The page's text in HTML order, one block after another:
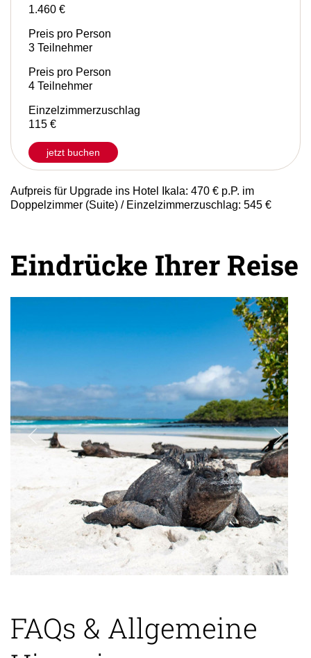
Auf Anfrage
Preis pro Person
2 Teilnehmer
Preis pro Person
Preis pro Person
Einzelzimmerzuschlag
115 €
jetzt buchen
Doppelzimmer (Suite) / Einzelzimmerzuschlag: 545 €
Eindrücke Ihrer Reise